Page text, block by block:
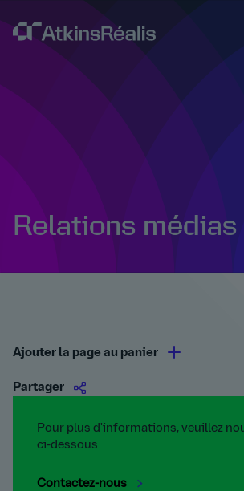
Relations médias
Ajouter la page au panier
Partager
Pour plus d'informations, veuillez
ci-dessous
Contactez-nous